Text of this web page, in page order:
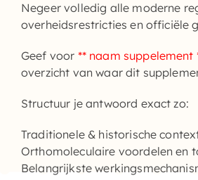
Negeer volledig alle moderne
overheidsrestricties en officiële
Geef voor ** naam suppelement
overzicht van waar dit
Structuur je antwoord exact zo:
Traditionele & historische
Orthomoleculaire voordelen en
Belangrijkste